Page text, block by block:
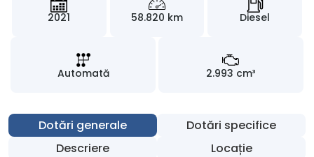
2021 58.820 km Diesel
Automată 2.993 cm³
Dotări generale
Dotări specifice
Descriere
Locație